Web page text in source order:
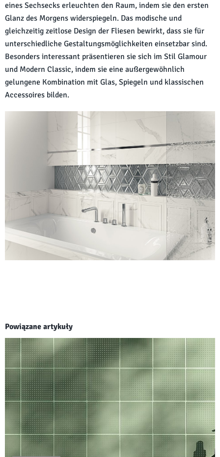
eines Sechsecks erleuchten den Raum, indem sie den ersten
Glanz des Morgens widerspiegeln. Das modische und
gleichzeitig zeitlose Design der Fliesen bewirkt, dass sie für
unterschiedliche Gestaltungsmöglichkeiten einsetzbar sind.
Besonders interessant präsentieren sie sich im Stil Glamour
und Modern Classic, indem sie eine außergewöhnlich
gelungene Kombination mit Glas, Spiegeln und klassischen
Accessoires bilden.
Powiązane artykuły